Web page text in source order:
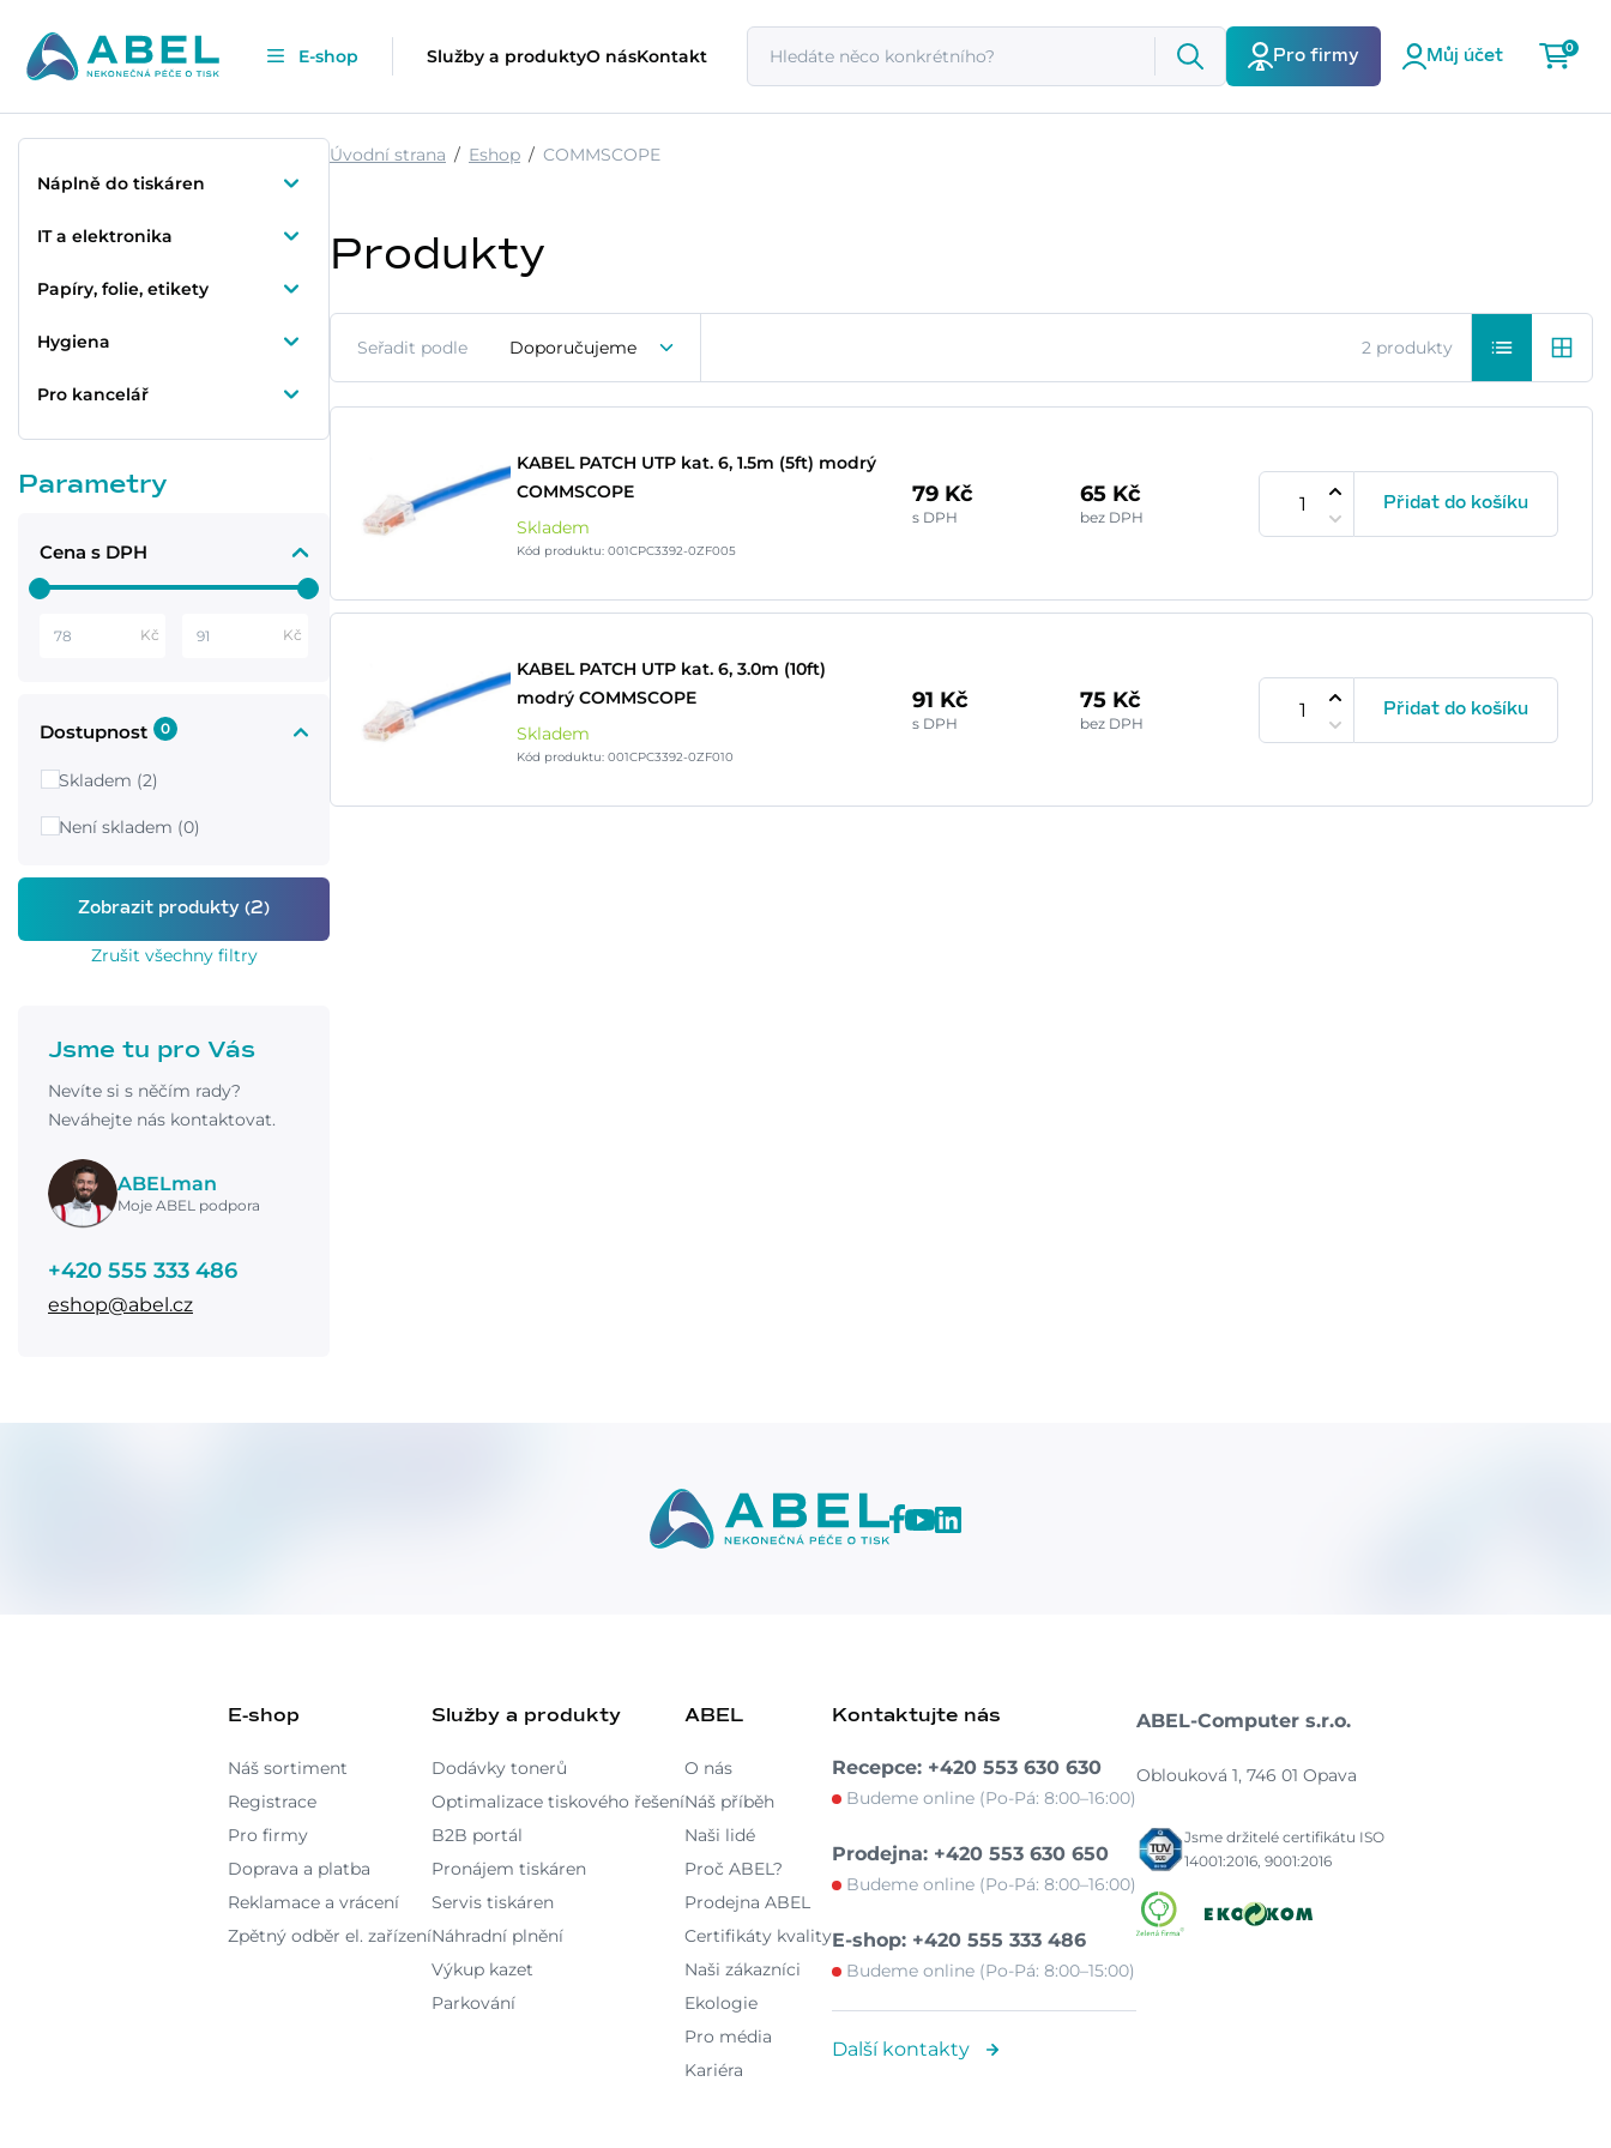
E-shop Služby a produktyO násKontakt Pro firmy Můj účet
0
Náplně do tiskáren
IT a elektronika
Papíry, folie, etikety
Hygiena
Pro kancelář
Parametry
Cena s DPH
Kč Kč
Dostupnost 0
Skladem (2)
Není skladem (0)
Zrušit všechny filtry
Jsme tu pro Vás
Nevíte si s něčím rady?
Neváhejte nás kontaktovat.
ABELman
Moje ABEL podpora
+420 555 333 486
eshop@abel.cz
Úvodní strana Eshop COMMSCOPE
Produkty
Seřadit podle Doporučujeme 2 produkty
KABEL PATCH UTP kat. 6, 1.5m (5ft) modrý
COMMSCOPE
Skladem
Kód produktu: 001CPC3392-0ZF005
79 Kč
s DPH
65 Kč
bez DPH
Přidat do košíku
KABEL PATCH UTP kat. 6, 3.0m (10ft)
modrý COMMSCOPE
Skladem
Kód produktu: 001CPC3392-0ZF010
91 Kč
s DPH
75 Kč
bez DPH
Přidat do košíku
E-shop
Náš sortiment
Registrace
Pro firmy
Doprava a platba
Reklamace a vrácení
Zpětný odběr el. zařízení
Služby a produkty
Dodávky tonerů
Optimalizace tiskového řešení
B2B portál
Pronájem tiskáren
Servis tiskáren
Náhradní plnění
Výkup kazet
Parkování
ABEL
O nás
Náš příběh
Naši lidé
Proč ABEL?
Prodejna ABEL
Certifikáty kvality
Naši zákazníci
Ekologie
Pro média
Kariéra
Kontaktujte nás
Recepce: +420 553 630 630
Budeme online (Po-Pá: 8:00–16:00)
Prodejna: +420 553 630 650
Budeme online (Po-Pá: 8:00–16:00)
E-shop: +420 555 333 486
Budeme online (Po-Pá: 8:00–15:00)
Další kontakty
ABEL-Computer s.r.o.
Oblouková 1, 746 01 Opava
Jsme držitelé certifikátu ISO
14001:2016, 9001:2016